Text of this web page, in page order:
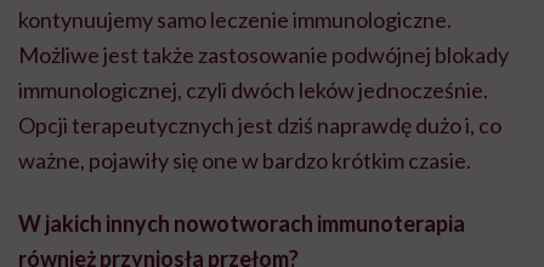
kontynuujemy samo leczenie immunologiczne.
Możliwe jest także zastosowanie podwójnej blokady
immunologicznej, czyli dwóch leków jednocześnie.
Opcji terapeutycznych jest dziś naprawdę dużo i, co
ważne, pojawiły się one w bardzo krótkim czasie.
W jakich innych nowotworach immunoterapia
również przyniosła przełom?